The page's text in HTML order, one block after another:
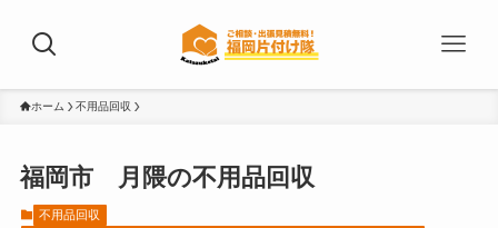
ホーム 不用品回収
福岡市 月隈の不用品回収
不用品回収